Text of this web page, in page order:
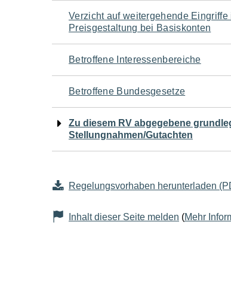
Navigation
für
den
Seiteninhalt
Verzicht auf weitergehende Eingriffe
Preisgestaltung bei Basiskonten
Betroffene Interessenbereiche
Betroffene Bundesgesetze
Zu diesem RV abgegebene
Stellungnahmen/Gutachten
Regelungsvorhaben herunterladen
Inhalt dieser Seite melden (Mehr